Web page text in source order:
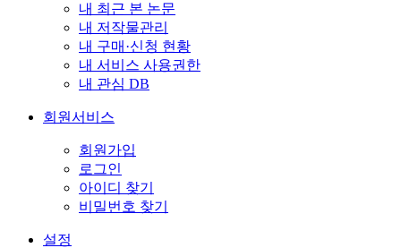
내 최근 본 논문
내 저작물관리
내 구매·신청 현황
내 서비스 사용권한
내 관심 DB
회원서비스
회원가입
로그인
아이디 찾기
비밀번호 찾기
설정